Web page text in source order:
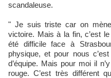
scandaleuse.
" Je suis triste car on
victoire. Mais à la fin, c’est
été difficile face à
physique, et pour nous
d’équipe. Mais pour moi il
rouge. C’est très différent